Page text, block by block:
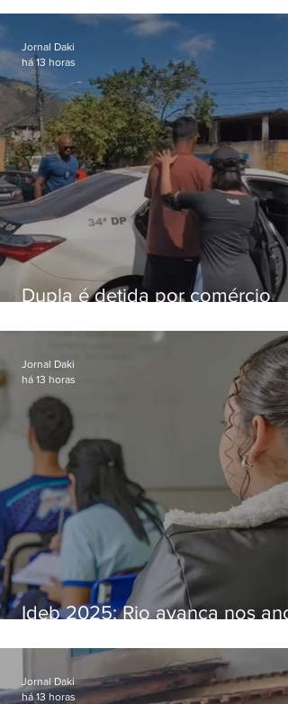
foragido
Dupla é detida por comércio
Bangu
Jornal Daki
há 13 horas
Ideb 2025: Rio avança nos
nacional
Jornal Daki
há 13 horas
Jornal Daki
há 13 horas